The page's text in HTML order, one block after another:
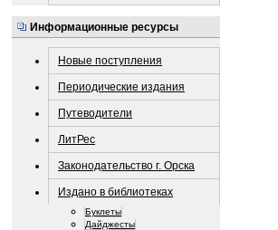
Информационные ресурсы
Новые поступления
Периодические издания
Путеводители
ЛитРес
Законодательство г. Орска
Издано в библиотеках
Буклеты
Дайджесты